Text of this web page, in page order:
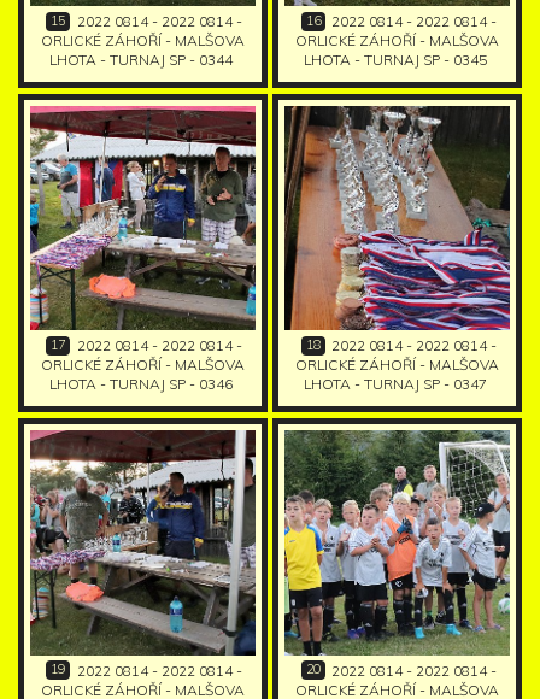
15
2022 0814 - 2022 0814 -
ORLICKÉ ZÁHOŘÍ - MALŠOVA
LHOTA - TURNAJ SP - 0344
16
2022 0814 - 2022 0814 -
ORLICKÉ ZÁHOŘÍ - MALŠOVA
LHOTA - TURNAJ SP - 0345
17
2022 0814 - 2022 0814 -
ORLICKÉ ZÁHOŘÍ - MALŠOVA
LHOTA - TURNAJ SP - 0346
18
2022 0814 - 2022 0814 -
ORLICKÉ ZÁHOŘÍ - MALŠOVA
LHOTA - TURNAJ SP - 0347
19
2022 0814 - 2022 0814 -
ORLICKÉ ZÁHOŘÍ - MALŠOVA
20
2022 0814 - 2022 0814 -
ORLICKÉ ZÁHOŘÍ - MALŠOVA